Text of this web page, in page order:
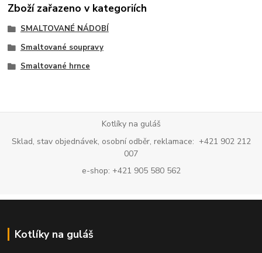
Zboží zařazeno v kategoriích
SMALTOVANÉ NÁDOBÍ
Smaltované soupravy
Smaltované hrnce
Kotlíky na guláš
Sklad, stav objednávek, osobní odběr, reklamace: +421 902 212
007
e-shop: +421 905 580 562
Kotlíky na guláš